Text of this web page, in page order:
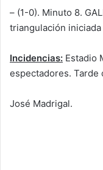
– (1-0). Minuto 8.
triangulación
Incidencias: Estadio
espectadores. Tarde
José Madrigal.